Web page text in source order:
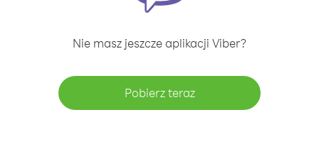
Nie masz jeszcze aplikacji Viber?
Pobierz teraz